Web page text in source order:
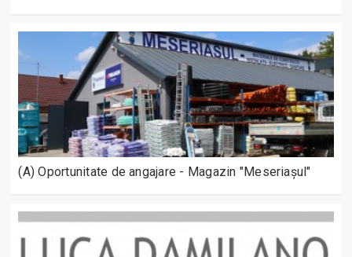
(A) Oportunitate de angajare - Magazin "Meseriașul"